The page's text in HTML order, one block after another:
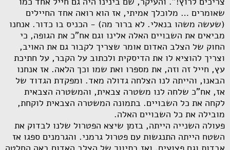
שאומרים … מלוכלך אמיתי, אז הוא רואה אחד החיילים
(שעשה משהו בנאלי. לא ברור מה) - הכניס בו כדור. אנחנו
מביאים את השבויים האלה אלינו וגם אח"כ את הגופה, כי
החוק של הצלב האדום אומר שצריך לקבור גם את האויב,
וצריך להוציא לו את הדיסקית ולכתוב על הקבר, על חתיכת
עץ, חייל זה וזה, את מספרו ואת שמו וכך הלאה. אז אנחנו
הבאנו, והייתה לנו הצלחה גדולה מאד. ומפקדת הגדוד של
אז, אח"כ שלחה לנו משטרה צבאית, והמשטרה הצבאית
לקחה את כל השבויים. בתמונה המשטרה הצבאית לוקחת,
מובילה את כל השבויים האלה.
פעולה השנייה הייתה, בזמן שיצא הפטרול שלנו לבדוק את
השטח הייתה התנגשות עם פטרול גרמני. והגרמנים ספגו אז